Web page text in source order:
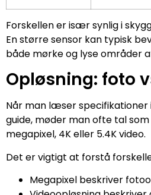
Forskellen er især synlig i
En større sensor kan typisk
både mørke og lyse områder
Opløsning: foto
Når man læser specifikationer
guide, møder man ofte tal som
megapixel, 4K eller 5.4K video.
Det er vigtigt at forstå
Megapixel beskriver